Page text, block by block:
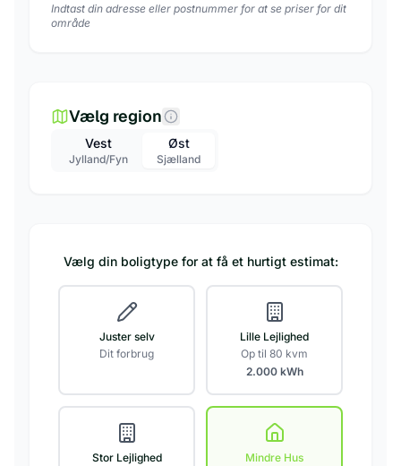
Indtast din adresse eller postnummer for at se priser for dit
område
Vælg region
Vest
Jylland/Fyn
Øst
Sjælland
Vælg din boligtype for at få et hurtigt estimat:
Juster selv
Dit forbrug
Lille Lejlighed
Op til 80 kvm
2.000kWh
Stor Lejlighed
Mindre Hus